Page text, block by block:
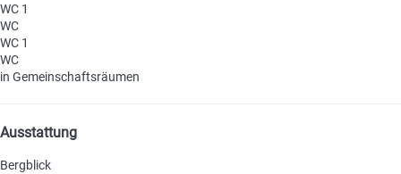
WC 1
WC
WC 1
WC
in Gemeinschaftsräumen
Ausstattung
Bergblick